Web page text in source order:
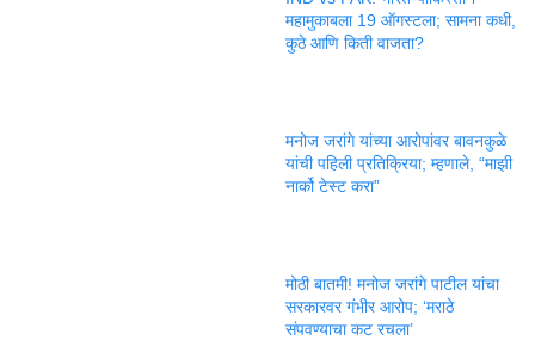
महामुकाबला 19 ऑगस्टला; सामना कधी,
कुठे आणि किती वाजता?
मनोज जरांगे यांच्या आरोपांवर बावनकुळे
यांची पहिली प्रतिक्रिया; म्हणाले, “माझी
नार्को टेस्ट करा”
मोठी बातमी! मनोज जरांगे पाटील यांचा
सरकारवर गंभीर आरोप; ‘मराठे
संपवण्याचा कट रचला’